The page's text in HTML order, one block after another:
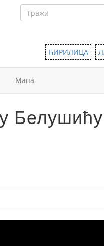
ЋИРИЛИЦА
Мапа
Белушићу